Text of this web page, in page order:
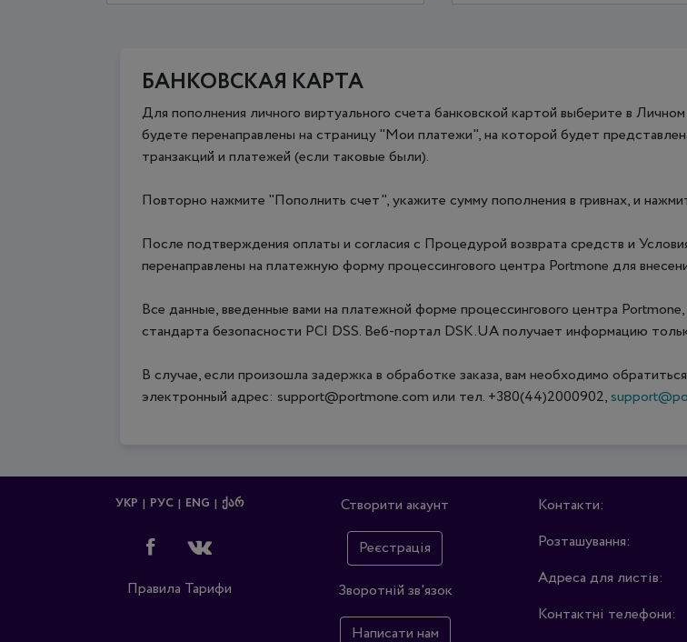
БАНКОВСКАЯ КАРТА
Для пополнения личного виртуального счета банковской картой выберите в
будете перенаправлены на страницу "Мои платежи", на которой будет
транзакций и платежей (если таковые были).
Повторно нажмите "Пополнить счет", укажите сумму пополнения в гривнах, и
После подтверждения оплаты и согласия с Процедурой возврата средств и
перенаправлены на платежную форму процессингового центра Portmone для
Все данные, введенные вами на платежной форме процессингового центра
стандарта безопасности PCI DSS. Веб-портал DSK.UA получает информацию
В случае, если произошла задержка в обработке заказа, вам необходимо
электронный адрес: support@portmone.com или тел. +380(44)2000902,
УКР РУС ENG ᲥᲐᲠ
Правила Тарифи
Створити акаунт
Реєстрація
Зворотній зв'язок
Написати нам
Контакти:
Розташування:
Адреса для листів:
Контактні телефони: